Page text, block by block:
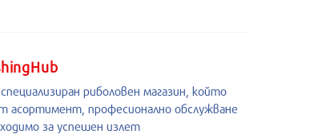
риболовен магазин, който
асортимент, професионално обслужване
за успешен излет